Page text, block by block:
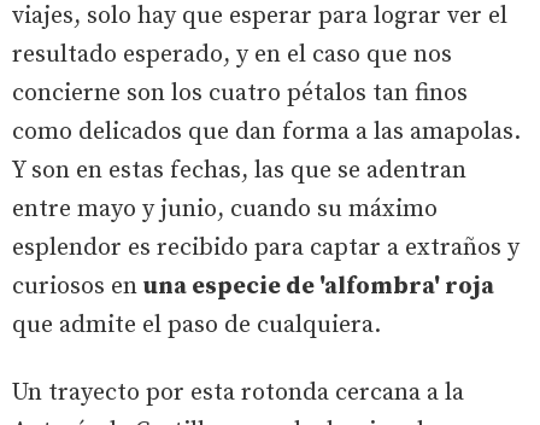
viajes, solo hay que esperar para lograr ver el
resultado esperado, y en el caso que nos
concierne son los cuatro pétalos tan finos
como delicados que dan forma a las amapolas.
Y son en estas fechas, las que se adentran
entre mayo y junio, cuando su máximo
esplendor es recibido para captar a extraños y
curiosos en una especie de 'alfombra' roja
que admite el paso de cualquiera.
Un trayecto por esta rotonda cercana a la